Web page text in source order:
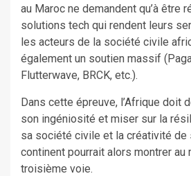
au Maroc ne demandent qu’à être
solutions tech qui rendent leurs
les acteurs de la société civile
également un soutien massif
Flutterwave, BRCK, etc.).
Dans cette épreuve, l’Afrique doit
son ingéniosité et miser sur la
sa société civile et la créativité de
continent pourrait alors montrer au
troisième voie.